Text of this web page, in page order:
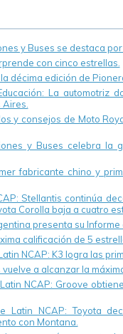
y Buses se destaca
con cinco estrellas.
décima edición de
La automotriz
y consejos de Moto
y Buses celebra la
fabricante chino y
Stellantis continúa
Corolla baja a cuatro
presenta su Informe
calificación de 5
NCAP: K3 logra las
a alcanzar la
NCAP: Groove
Latin NCAP: Toyota
con Montana.